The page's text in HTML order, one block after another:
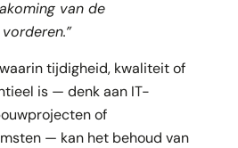
van de
tijdigheid, kwaliteit of
is — denk aan IT-
of
— kan het behoud van